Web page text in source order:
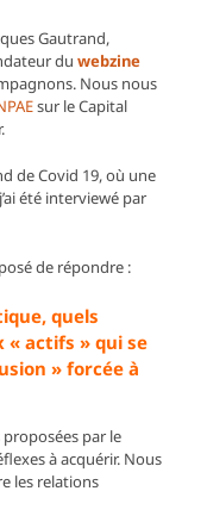
Gautrand,
du webzine
Nous nous
sur le Capital
de Covid 19, où une
été interviewé par
de répondre :
quels
« actifs » qui se
» forcée à
proposées par le
à acquérir. Nous
les relations